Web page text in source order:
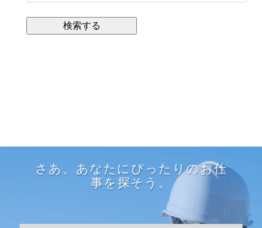
さあ、あなたにぴったりのお仕
事を探そう。